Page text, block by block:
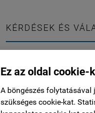
Ez az oldal cookie-
A böngészés folytatásával
szükséges cookie-kat.
KÉRDÉSEK ÉS